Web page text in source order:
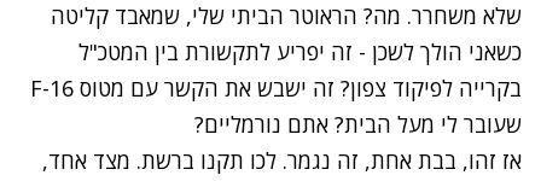
שלא משחרר. מה? הראוטר הביתי שלי, שמאבד קליטה
כשאני הולך לשכן - זה יפריע לתקשורת בין המטכ"ל
בקרייה לפיקוד צפון? זה ישבש את הקשר עם מטוס F-16
שעובר לי מעל הבית? אתם נורמליים?
אז זהו, בבת אחת, זה נגמר. לכו תקנו ברשת. מצד אחד,